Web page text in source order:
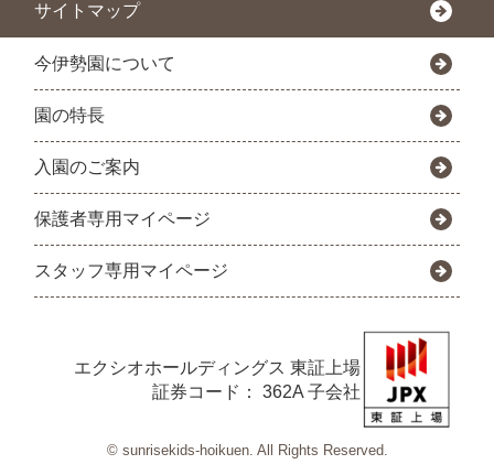
サイトマップ
今伊勢園について
園の特長
入園のご案内
保護者専用マイページ
スタッフ専用マイページ
エクシオホールディングス 東証上場
証券コード： 362A 子会社
© sunrisekids-hoikuen. All Rights Reserved.